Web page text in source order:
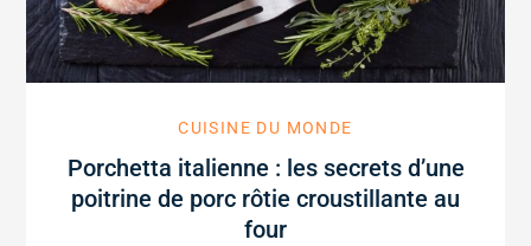
CUISINE DU MONDE
Porchetta italienne : les secrets d’une
poitrine de porc rôtie croustillante au
four